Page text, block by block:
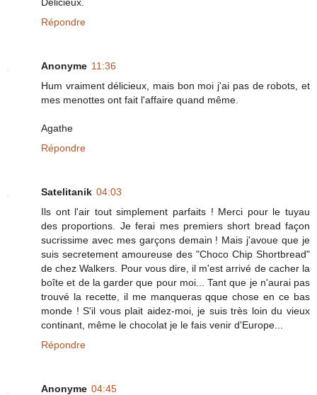
Répondre
Anonyme 11:36
Hum vraiment délicieux, mais bon moi j'ai pas de robots, et
mes menottes ont fait l'affaire quand même.
Agathe
Répondre
Satelitanik 04:03
Ils ont l'air tout simplement parfaits ! Merci pour le tuyau
des proportions. Je ferai mes premiers short bread façon
sucrissime avec mes garçons demain ! Mais j'avoue que je
suis secretement amoureuse des "Choco Chip Shortbread"
de chez Walkers. Pour vous dire, il m'est arrivé de cacher la
boîte et de la garder que pour moi... Tant que je n'aurai pas
trouvé la recette, il me manqueras qque chose en ce bas
monde ! S'il vous plait aidez-moi, je suis très loin du vieux
continant, même le chocolat je le fais venir d'Europe...
Répondre
Anonyme 04:45